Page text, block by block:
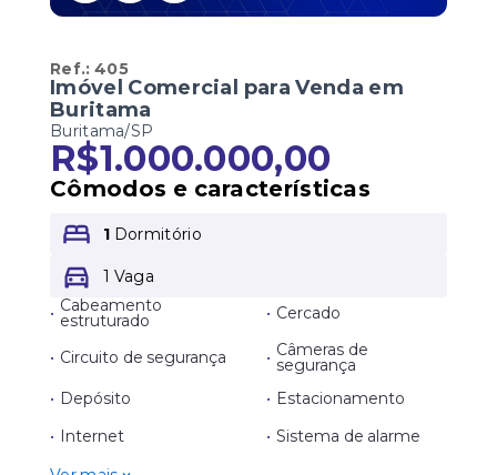
Ref.:405
Imóvel Comercial para Venda em
Buritama
Buritama/SP
R$1.000.000,00
Cômodos e características
1 Dormitório
1 Vaga
• Cabeamento
estruturado • Cercado
• Circuito de segurança • Câmeras de
segurança
• Depósito • Estacionamento
• Internet • Sistema de alarme